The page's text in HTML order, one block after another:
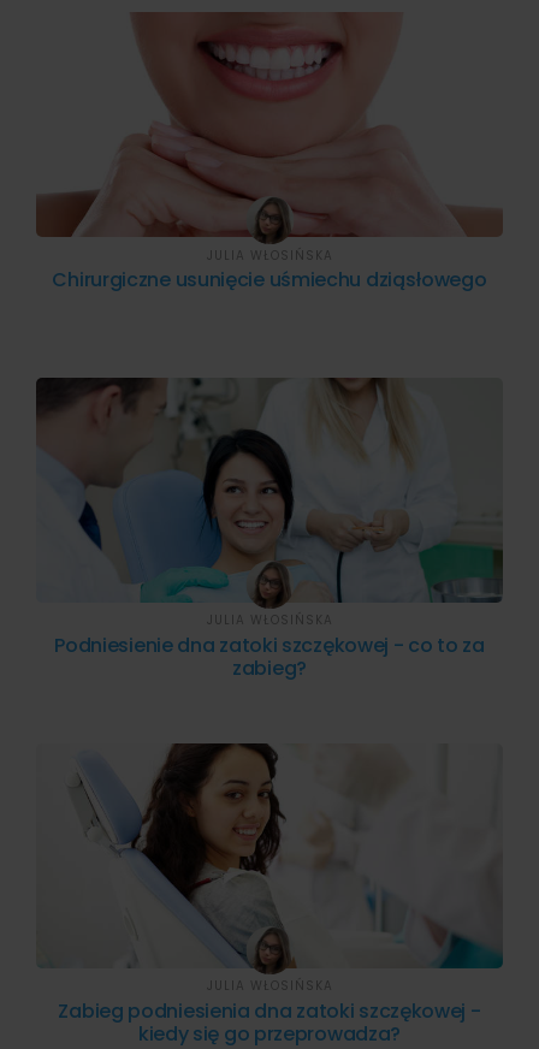
Chirurgiczne usunięcie uśmiechu dziąsłowego
JULIA WŁOSIŃSKA
Podniesienie dna zatoki szczękowej - co to za
zabieg?
JULIA WŁOSIŃSKA
Zabieg podniesienia dna zatoki szczękowej -
kiedy się go przeprowadza?
JULIA WŁOSIŃSKA